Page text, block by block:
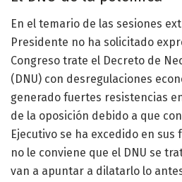
En el temario de las sesiones
Presidente no ha solicitado
Congreso trate el Decreto de
(DNU) con desregulaciones
generado fuertes resistencias
de la oposición debido a que
Ejecutivo se ha excedido en sus
no le conviene que el DNU se
van a apuntar a dilatarlo lo